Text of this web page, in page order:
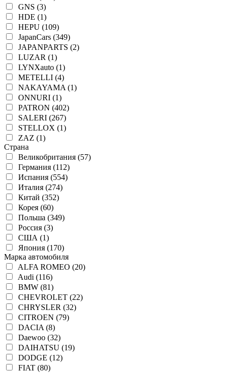
GNS (3)
HDE (1)
HEPU (109)
JapanCars (349)
JAPANPARTS (2)
LUZAR (1)
LYNXauto (1)
METELLI (4)
NAKAYAMA (1)
ONNURI (1)
PATRON (402)
SALERI (267)
STELLOX (1)
ZAZ (1)
Страна
Великобритания (57)
Германия (112)
Испания (554)
Италия (274)
Китай (352)
Корея (60)
Польша (349)
Россия (3)
США (1)
Япония (170)
Марка автомобиля
ALFA ROMEO (20)
Audi (116)
BMW (81)
CHEVROLET (22)
CHRYSLER (32)
CITROEN (79)
DACIA (8)
Daewoo (32)
DAIHATSU (19)
DODGE (12)
FIAT (80)